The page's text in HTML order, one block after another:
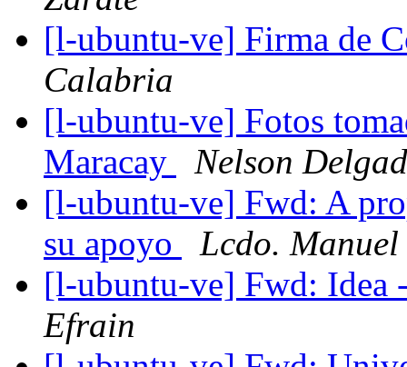
[l-ubuntu-ve] Firma de
Calabria
[l-ubuntu-ve] Fotos
Maracay
Nelson
[l-ubuntu-ve] Fwd: A
su apoyo
Lcdo.
[l-ubuntu-ve] Fwd: Idea
Efrain